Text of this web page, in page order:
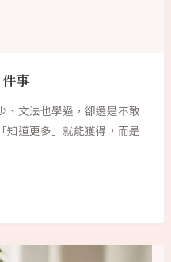
事
、文法也學過，卻還是不敢
知道更多」就能獲得，而是